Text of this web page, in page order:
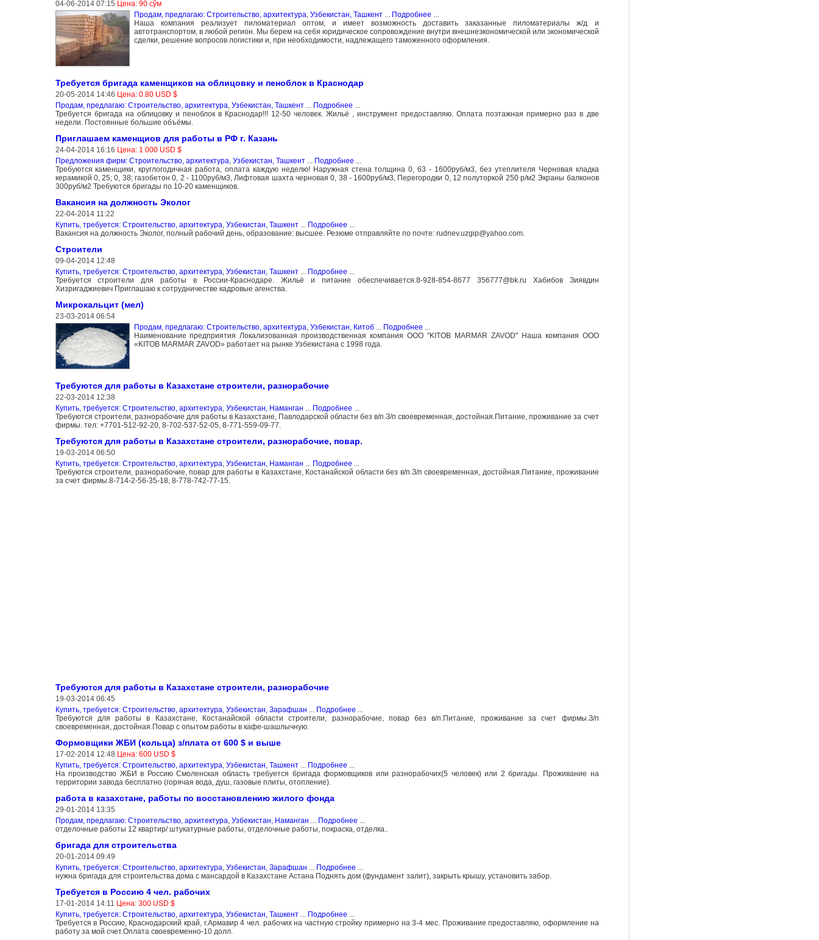
04-06-2014 07:15 Цена: 90 сўм
Продам, предлагаю: Строительство, архитектура, Узбекистан, Ташкент... Подробнее ...
Наша компания реализует пиломатериал оптом, и имеет возможность доставить заказанные пиломатериалы ж/д и
автотранспортом, в любой регион. Мы берем на себя юридическое сопровождение внутри внешнеэкономической или экономической
сделки, решение вопросов логистики и, при необходимости, надлежащего таможенного оформления.
Требуется бригада каменщиков на облицовку и пеноблок в Краснодар
20-05-2014 14:46 Цена: 0.80 USD $
Продам, предлагаю: Строительство, архитектура, Узбекистан, Ташкент... Подробнее ...
Требуется бригада на облицовку и пеноблок в Краснодар!!! 12-50 человек. Жильё , инструмент предоставляю. Оплата поэтажная примерно раз в две
недели. Постоянные большие объёмы.
Приглашаем каменщиов для работы в РФ г. Казань
24-04-2014 16:16 Цена: 1 000 USD $
Предложения фирм: Строительство, архитектура, Узбекистан, Ташкент... Подробнее ...
Требуются каменщики, круглогодичная работа, оплата каждую неделю! Наружная стена толщина 0, 63 - 1600руб/м3, без утеплителя Черновая кладка
керамикой 0, 25; 0, 38; газобетон 0, 2 - 1100руб/м3, Лифтовая шахта черновая 0, 38 - 1600руб/м3, Перегородки 0, 12 полуторкой 250 р/м2 Экраны балконов
300руб/м2 Требуются бригады по 10-20 каменщиков.
Вакансия на должность Эколог
22-04-2014 11:22
Купить, требуется: Строительство, архитектура, Узбекистан, Ташкент... Подробнее ...
Вакансия на должность Эколог, полный рабочий день, образование: высшее. Резюме отправляйте по почте: rudnev.uzgip@yahoo.com.
Строители
09-04-2014 12:48
Купить, требуется: Строительство, архитектура, Узбекистан, Ташкент... Подробнее ...
Требуется строители для работы в России-Краснодаре. Жильё и питание обеспечивается.8-928-854-8677 356777@bk.ru Хабибов Зиявдин
Хизригаджиевич Приглашаю к сотрудничестве кадровые агенства.
Микрокальцит (мел)
23-03-2014 06:54
Продам, предлагаю: Строительство, архитектура, Узбекистан, Китоб... Подробнее ...
Наименование предприятия Локализованная производственная компания ООО "KITOB MARMAR ZAVOD" Наша компания ООО
«KITOB MARMAR ZAVOD» работает на рынке Узбекистана с 1998 года.
Требуются для работы в Казахстане строители, разнорабочие
22-03-2014 12:38
Купить, требуется: Строительство, архитектура Узбекистан, Наманган Подробнее
Требуются строители, разнорабочие для работы в Казахстане, Павлодарской области без в/п.З/п своевременная, достойная.Питание, проживание за счет
фирмы. тел: +7701-512-92-20, 8-702-537-52-05, 8-771-559-09-77.
Требуются для работы в Казахстане строители, разнорабочие, повар.
19-03-2014 06:50
Купить, требуется: Строительство, архитектура Узбекистан, Наманган Подробнее
Требуются строители, разнорабочие, повар для работы в Казахстане, Костанайской области без в/п.З/п своевременная, достойная.Питание, проживание
за счет фирмы.8-714-2-56-35-18, 8-778-742-77-15.
Требуются для работы в Казахстане строители, разнорабочие
19-03-2014 06:45
Купить, требуется: Строительство, архитектура Узбекистан, Зарафшан Подробнее
Требуются для работы в Казахстане, Костанайской области строители, разнорабочие, повар без в/п.Питание, проживание за счет фирмы.З/п
своевременная, достойная.Повар с опытом работы в кафе-шашлычную.
Формовщики ЖБИ (кольца) з/плата от 600 $ и выше
17-02-2014 12:48 Цена: 600 USD $
Купить, требуется: Строительство, архитектура Узбекистан, Ташкент... Подробнее
На производство ЖБИ в Россию Смоленская область требуется бригада формовщиков или разнорабочих(5 человек) или 2 бригады. Проживание на
территории завода бесплатно (горячая вода, душ, газовые плиты, отопление).
работа в казахстане, работы по восстановлению жилого фонда
29-01-2014 13:35
Продам, предлагаю: Строительство, архитектура Узбекистан, Наманган Подробнее
отделочные работы 12 квартир/ штукатурные работы, отделочные работы, покраска, отделка..
бригада для строительства
20-01-2014 09:49
Купить, требуется: Строительство, архитектура Узбекистан, Зарафшан Подробнее
нужна бригада для строительства дома с мансардой в Казахстане Астана Поднять дом (фундамент залит), закрыть крышу, установить забор.
Требуется в Россию 4 чел. рабочих
17-01-2014 14:11 Цена: 300 USD $
Купить, требуется: Строительство, архитектура Узбекистан, Ташкент... Подробнее
Требуется в Россию, Краснодарский край, г.Армавир 4 чел. рабочих на частную стройку примерно на 3-4 мес. Проживание предоставляю, оформление на
работу за мой счет.Оплата своевременно-10 долл.